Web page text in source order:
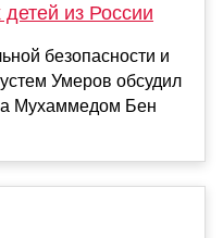
из России
безопасности и
Умеров обсудил
Мухаммедом Бен